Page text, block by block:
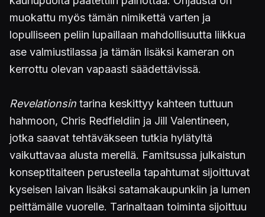
muokattu myös tämän nimikettä varten ja
lopulliseen peliin lupaillaan mahdollisuutta liikkua
ase valmiustilassa ja tämän lisäksi kameran on
kerrottu olevan vapaasti säädettävissä.
Revelationsin tarina keskittyy kahteen tuttuun
hahmoon, Chris Redfieldiin ja Jill Valentineen,
jotka saavat tehtäväkseen tutkia hylätyltä
vaikuttavaa alusta merellä. Famitsussa julkaistun
konseptitaiteen perusteella tapahtumat sijoittuvat
kyseisen laivan lisäksi satamakaupunkiin ja lumen
peittämälle vuorelle. Tarinaltaan toiminta sijoittuu